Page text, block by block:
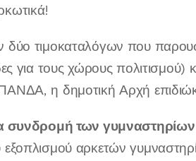
τιμοκαταλόγων που
για τους χώρους
η δημοτική Αρχή
συνδρομή των
αρκετών